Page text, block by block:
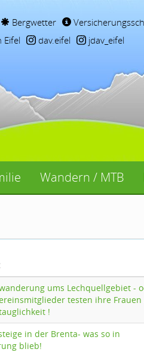
Bergwetter
Eifel
dav.eifel jdav_eifel
Wandern / MTB
ums Lechquellgebiet -
testen ihre Frauen
!
in der Brenta- was so in
blieb!